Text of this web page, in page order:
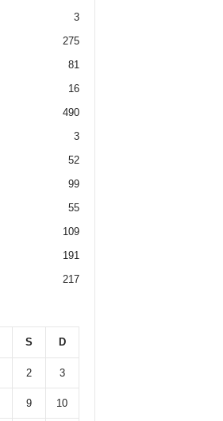
3
275
81
16
490
3
52
99
55
109
191
217
S D
2 3
9 10